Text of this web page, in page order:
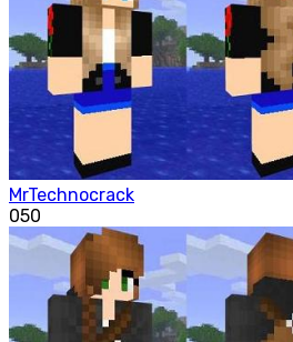
MrTechnocrack
050